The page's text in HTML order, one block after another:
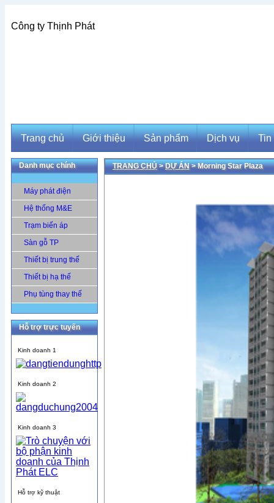
Công ty Thịnh Phát
Trang chủ
Trang chủ
Giới thiệu
Giới thiệu
Sản phẩm
Sản phẩm
Dịch vụ
Dịch vụ
Tin
Tin
Danh mục chính
Máy phát điện
Hệ thống M&E
Trạm biến áp
Sàn gỗ TP
Thiết bị trung thế
Thiết bị hạ thế
Phụ tùng thay thế
Hỗ trợ trực tuyến
Kinh doanh 1
Kinh doanh 2
Kinh doanh 3
Hỗ trợ kỹ thuật
TRANG CHỦ>DỰ ÁN> Morning Star Plaza